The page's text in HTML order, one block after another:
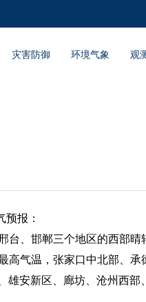
灾害防御 环境气象 观
预报：
台、邯郸三个地区的西部晴
高气温，张家口中北部、
雄安新区、廊坊、沧州西部